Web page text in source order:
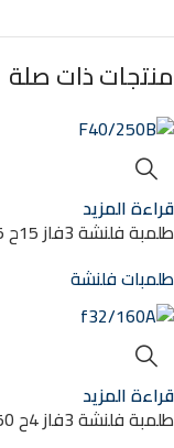
منتجات ذات صلة
قراءة المزيد
طلمبات فلنشة
قراءة المزيد